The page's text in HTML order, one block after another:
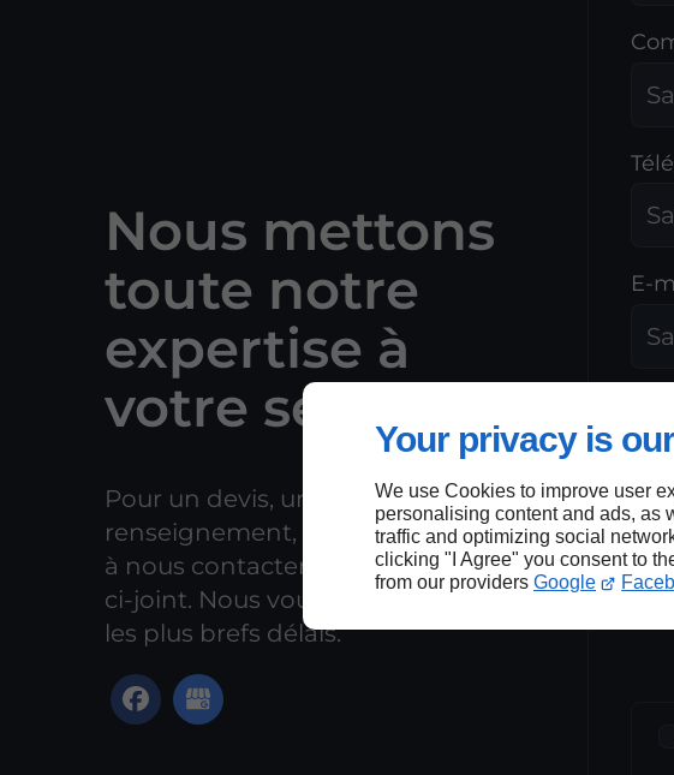
Your privacy is
We use Cookies to improve user
personalising content and ads, as
traffic and optimizing social
clicking "I Agree" you consent to
from our providers Google
Nous mettons
toute notre
expertise à
votre service !
Pour un devis, un prix ou un
renseignement, nous vous invitons
à nous contacter par le formulaire
ci-joint. Nous vous répondrons dans
les plus brefs délais.
E-